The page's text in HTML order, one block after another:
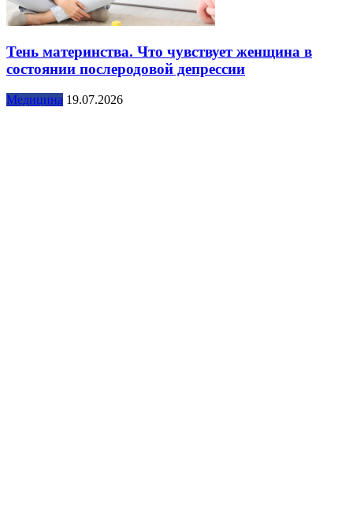
Тень материнства. Что чувствует женщина в
состоянии послеродовой депрессии
Медицина 19.07.2026